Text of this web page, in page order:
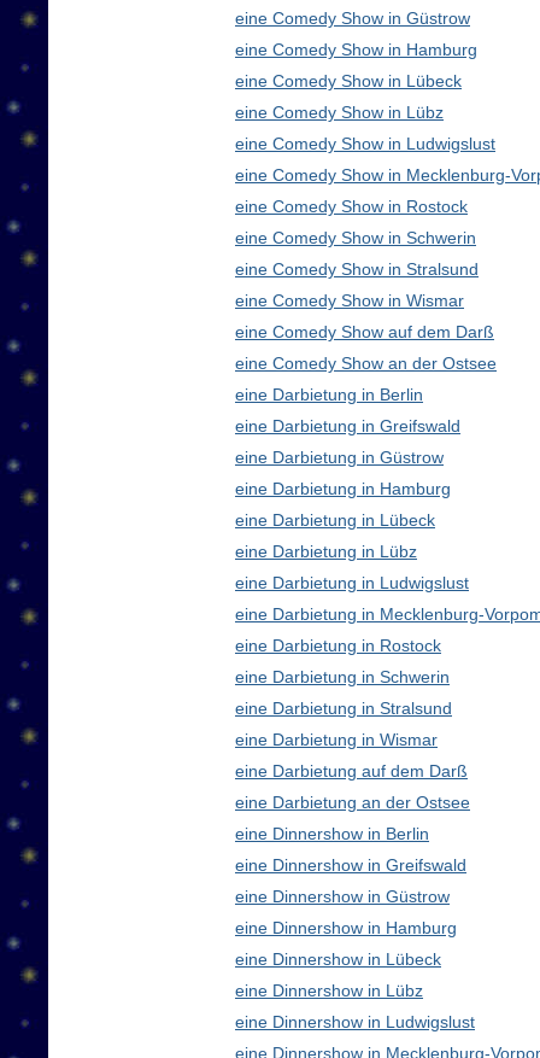
eine Comedy Show in Güstrow
eine Comedy Show in Hamburg
eine Comedy Show in Lübeck
eine Comedy Show in Lübz
eine Comedy Show in Ludwigslust
eine Comedy Show in Mecklenburg-
eine Comedy Show in Rostock
eine Comedy Show in Schwerin
eine Comedy Show in Stralsund
eine Comedy Show in Wismar
eine Comedy Show auf dem Darß
eine Comedy Show an der Ostsee
eine Darbietung in Berlin
eine Darbietung in Greifswald
eine Darbietung in Güstrow
eine Darbietung in Hamburg
eine Darbietung in Lübeck
eine Darbietung in Lübz
eine Darbietung in Ludwigslust
eine Darbietung in Mecklenburg-
eine Darbietung in Rostock
eine Darbietung in Schwerin
eine Darbietung in Stralsund
eine Darbietung in Wismar
eine Darbietung auf dem Darß
eine Darbietung an der Ostsee
eine Dinnershow in Berlin
eine Dinnershow in Greifswald
eine Dinnershow in Güstrow
eine Dinnershow in Hamburg
eine Dinnershow in Lübeck
eine Dinnershow in Lübz
eine Dinnershow in Ludwigslust
eine Dinnershow in Mecklenburg-